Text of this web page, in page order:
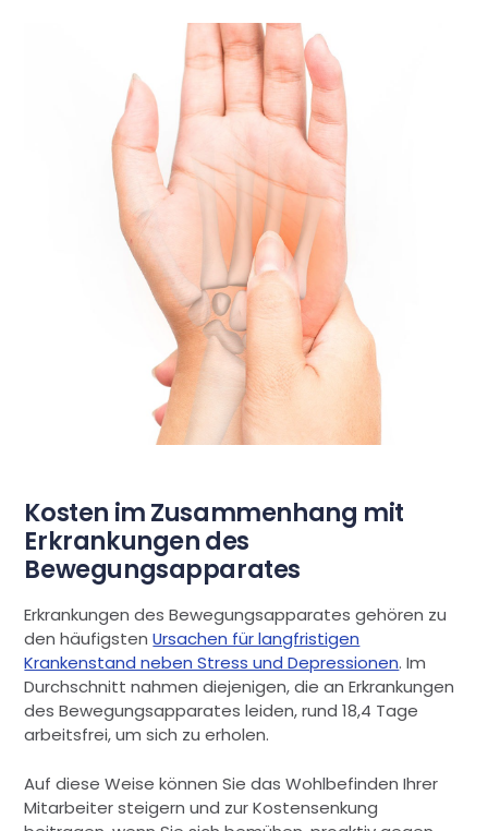
Kosten im Zusammenhang mit
Erkrankungen des
Bewegungsapparates
Erkrankungen des Bewegungsapparates gehören zu
den häufigstenUrsachen für langfristigen
Krankenstand neben Stress und Depressionen. Im
Durchschnitt nahmen diejenigen, die an Erkrankungen
des Bewegungsapparates leiden, rund 18,4 Tage
arbeitsfrei, um sich zu erholen.
Auf diese Weise können Sie das Wohlbefinden Ihrer
Mitarbeiter steigern und zur Kostensenkung